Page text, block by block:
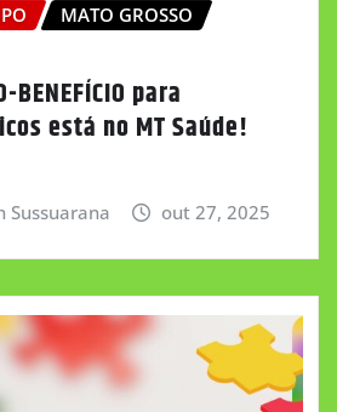
MATO GROSSO
BENEFÍCIO para
está no MT Saúde!
Sussuarana out 27, 2025